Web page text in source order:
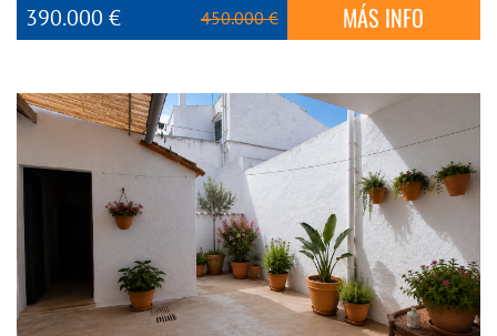
390.000 € 450.000 € MÁS INFO